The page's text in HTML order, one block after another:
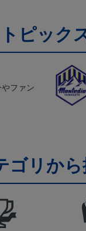
トピック
ファン
ゴリか